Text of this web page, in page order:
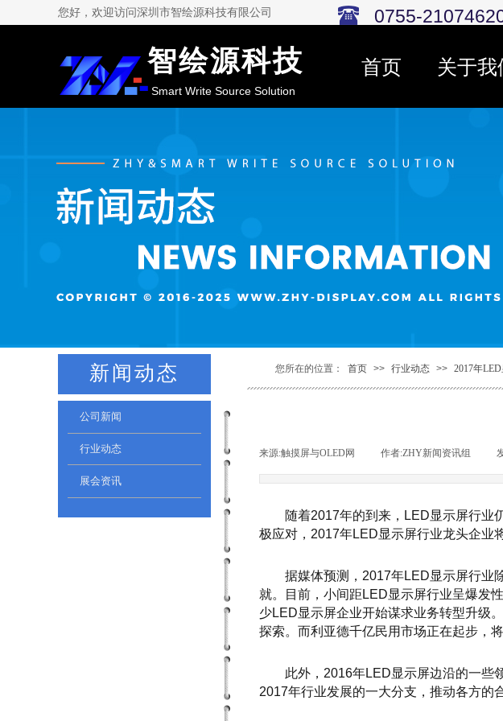
您好，欢迎访问深圳市智绘源科技有限公司 0755-
智绘源科技
Smart Write Source Solution
首页 关于我
新闻动态 首页 >> 行业动态 >> 2017年
您所在的位置：
公司新闻
行业动态
展会资讯
来源:触摸屏与OLED网 作者:ZHY新闻资讯组
随着2017年的到来， LED显示屏行业
极应对， 2017年LED显示屏行业龙头企业
据媒体预测，2017年LED显示屏行业
就。目前，小间距 LED显示屏行业呈爆发
少LED显示屏企业开始谋求业务转型升级
探索。而利亚德千亿民用市场正在起步，
此外，2016年LED显示屏边沿的一些
2017年行业发展的一大分支，推动各方的